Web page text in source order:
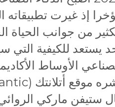
إذ غيرت تطبيقاته
من جوانب الحياة
يستعد للكيفية التي
الأوساط
ستيفن ماركي